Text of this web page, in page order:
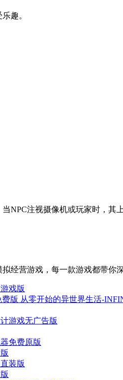
趣。
NPC注视摄像机或玩家时，其
经营游戏，每一款游戏都带你
戏版
从零开始的异世界生活-
游戏无广告版
免费原版
装版